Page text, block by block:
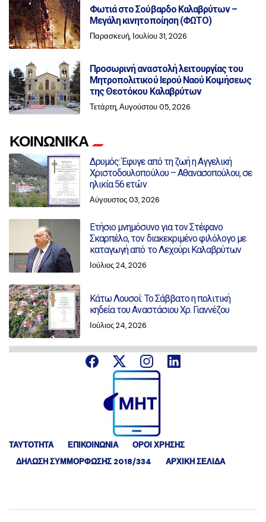
Φωτιά στο Σούβαρδο Καλαβρύτων –
Μεγάλη κινητοποίηση (ΦΩΤΟ)
Παρασκευή, Ιουλίου 31, 2026
Προσωρινή αναστολή λειτουργίας του
Μητροπολιτικού Ιερού Ναού Κοιμήσεως
της Θεοτόκου Καλαβρύτων
Τετάρτη, Αυγούστου 05, 2026
ΚΟΙΝΩΝΙΚΑ
Δρυμός: Έφυγε από τη ζωή η Αγγελική
Χριστοδουλοπούλου – Αθανασοπούλου, σε
ηλικία 56 ετών
Αύγουστος 03, 2026
Ετήσιο μνημόσυνο για τον Στέφανο
Σκαρπέλο, τον διακεκριμένο φιλόλογο με
καταγωγή από το Λεχούρι Καλαβρύτων
Ιούλιος 24, 2026
Κάτω Λουσοί: Το Σάββατο η πολιτική
κηδεία του Αναστάσιου Χρ. Γιαννέζου
Ιούλιος 24, 2026
ΤΑΥΤΟΤΗΤΑ ΕΠΙΚΟΙΝΩΝΙΑ
ΟΡΟΙ ΧΡΗΣΗΣ
ΔΉΛΩΣΗ ΣΥΜΜΌΡΦΩΣΗΣ 2018/334
ΑΡΧΙΚΗ ΣΕΛΙΔΑ